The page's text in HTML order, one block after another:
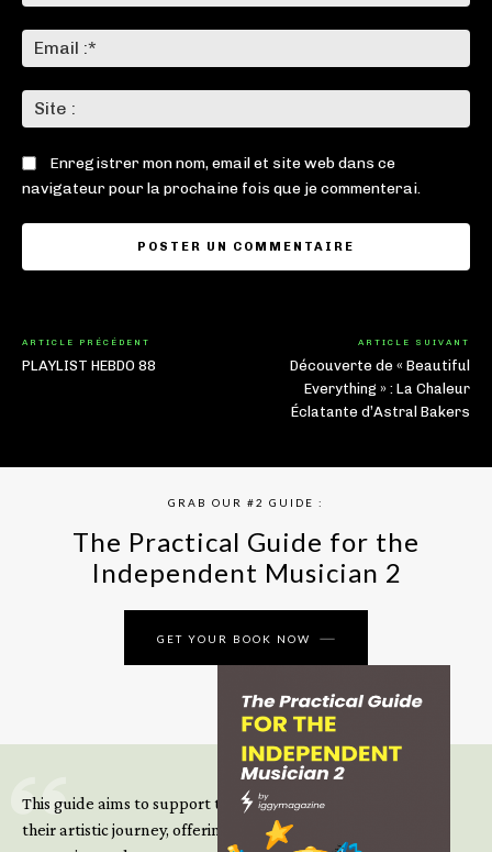
:*
:
Enregistrer mon nom, email et site web dans ce
navigateur pour la prochaine fois que je commenterai.
ARTICLE PRÉCÉDENT
PLAYLIST HEBDO 88
ARTICLE SUIVANT
Découverte de « Beautiful
Everything » : La Chaleur
Éclatante d’Astral Bakers
GRAB OUR #2 GUIDE :
The Practical Guide for the
Independent Musician 2
GET YOUR BOOK NOW
This guide aims to support those climbing the next steps of
their artistic journey, offering practical insight, updated